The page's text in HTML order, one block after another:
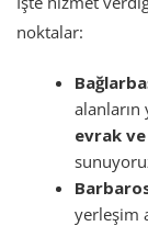
noktalar:
evrak ve
yerleşim